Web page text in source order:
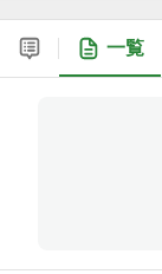
一覧